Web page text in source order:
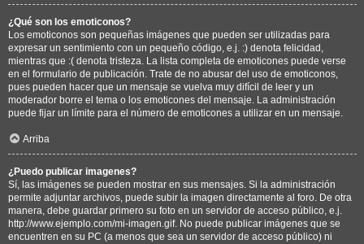
¿Qué son los emoticonos?
Los emoticonos son pequeñas imágenes que pueden ser utilizadas para
expresar un sentimiento con un pequeño código, e.j. :) denota felicidad,
mientras que :( denota tristeza. La lista completa de emoticones puede verse
en el formulario de publicación. Trate de no abusar del uso de emoticonos,
pues pueden hacer que un mensaje se vuelva muy difícil de leer y un
moderador borre el tema o los emoticones del mensaje. La administración
puede fijar un límite para el número de emoticones a utilizar en un mensaje.
Arriba
¿Puedo publicar imagenes?
Sí, las imágenes se pueden mostrar en sus mensajes. Si la administración
permite adjuntar archivos, puede subir la imagen directamente al foro. De otra
manera, debe guardar primero su foto en un servidor de acceso público, e.j.
http://www.ejemplo.com/mi-imagen.gif. No puede publicar imágenes que se
encuentren en su PC (a menos que sea un servidor de acceso público) ni